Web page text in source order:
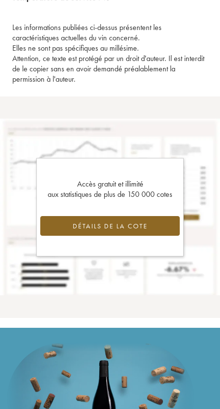
Les informations publiées ci-dessus présentent les
caractéristiques actuelles du vin concerné.
Elles ne sont pas spécifiques au millésime.
Attention, ce texte est protégé par un droit d'auteur. Il est interdit
de le copier sans en avoir demandé préalablement la
permission à l'auteur.
Accès gratuit et illimité
aux statistiques de plus de 150 000 cotes
DÉTAILS DE LA COTE